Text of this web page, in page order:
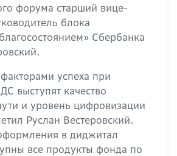
форума старший вице-
блока
Сбербанка
успеха при
выступят качество
и уровень цифровизации
Руслан Вестеровский.
в диджитал
все продукты фонда по